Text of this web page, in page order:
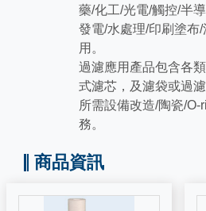
藥/化工/光電/觸控/半
發電/水處理/印刷塗布
用。
過濾應用產品包含各
式濾芯，及濾袋或過
所需設備改造/陶瓷/O-
務。
商品資訊